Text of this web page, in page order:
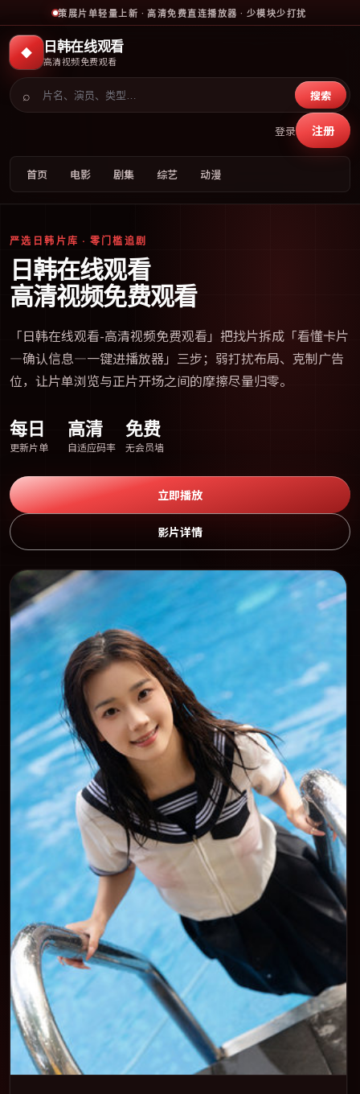
策展片单轻量上新 · 高清免费直连播放器 · 少模块少打扰
◆ 日韩在线观看
高清视频免费观看
首页 电影 剧集 综艺 动漫
⌕ 搜索
登录 注册
严选日韩片库 · 零门槛追剧
日韩在线观看
高清视频免费观看
「日韩在线观看-高清视频免费观看 」把找片拆成「看懂卡片
—确认信息—一键进播放器」三步；弱打扰布局、克制广告
位，让片单浏览与正片开场之间的摩擦尽量归零。
每日
更新片单
高清
自适应码率
免费
无会员墙
立即播放
影片详情